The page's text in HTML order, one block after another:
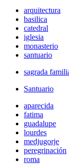
arquitectura
basilica
catedral
iglesia
monasterio
santuario
sagrada
Santuario
aparecida
fatima
guadalupe
lourdes
medjugorje
peregrinación
roma